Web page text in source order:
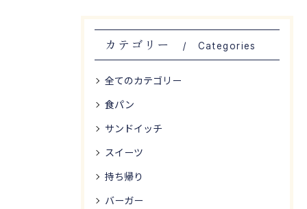
カテゴリー Categories
全てのカテゴリー
食パン
サンドイッチ
スイーツ
持ち帰り
バーガー